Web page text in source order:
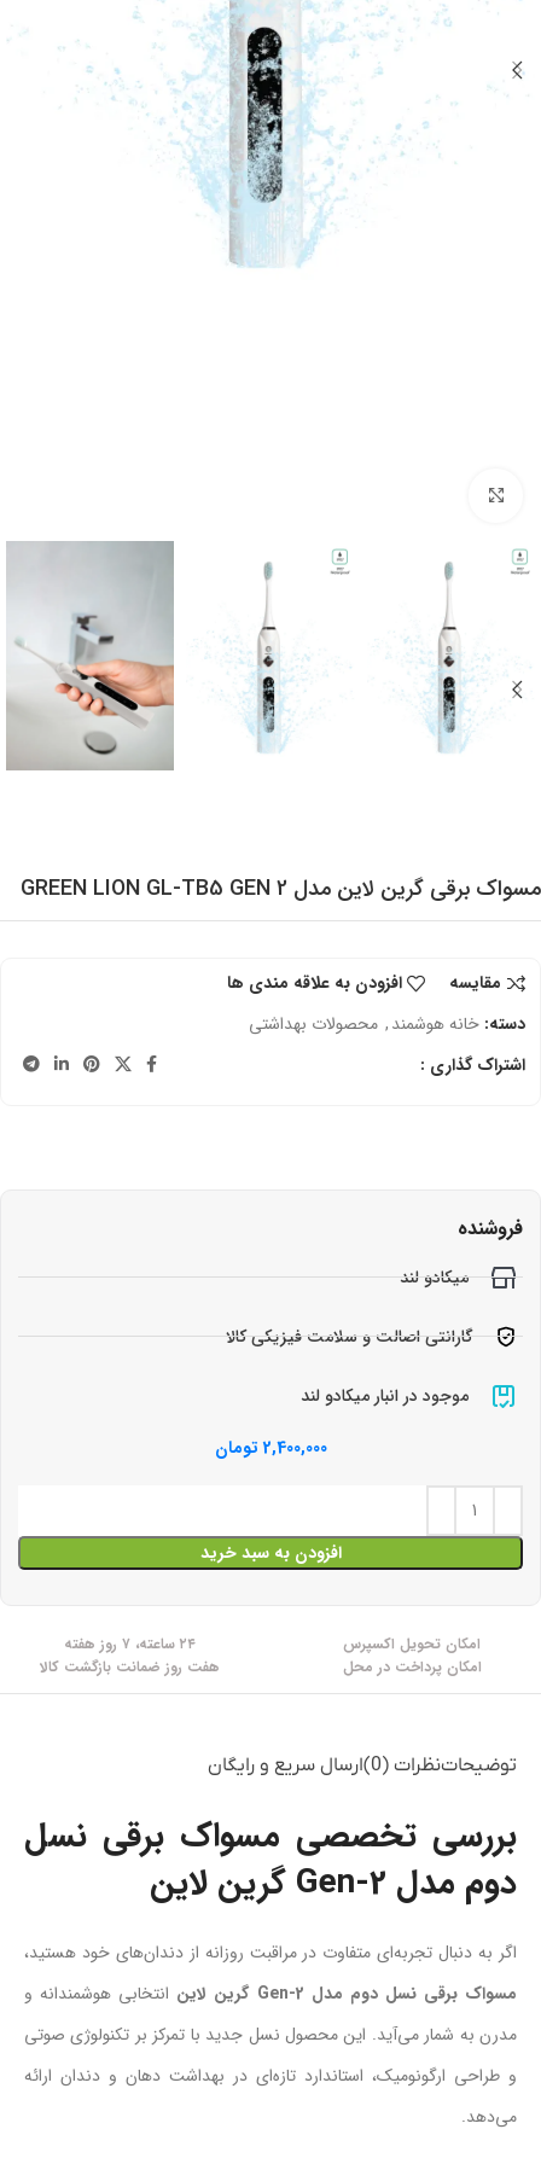
مسواک برقی گرین لاین مدل GREEN LION GL-TB5 GEN 2
مقایسه
افزودن به علاقه مندی ها
دسته: خانه هوشمند, محصولات بهداشتی
اشتراک گذاری :
فروشنده
میکادو لند
گارانتی اصالت و سلامت فیزیکی کالا
موجود در انبار میکادو لند
2,400,000 تومان
افزودن به سبد خرید
امکان تحویل اکسپرس
۲۴ ساعته، ۷ روز هفته
امکان پرداخت در محل
هفت روز ضمانت بازگشت کالا
توضیحاتنظرات (0) ارسال سریع و رایگان
بررسی تخصصی مسواک برقی نسل
دوم مدل Gen-2 گرین لاین
اگر به دنبال تجربه‌ای متفاوت در مراقبت روزانه از دندان‌های خود هستید،
مسواک برقی نسل دوم مدل Gen-2 گرین لاین
انتخابی هوشمندانه و
مدرن به شمار می‌آید. این محصول نسل جدید با تمرکز بر تکنولوژی صوتی
و طراحی ارگونومیک، استاندارد تازه‌ای در بهداشت دهان و دندان ارائه
می‌دهد.